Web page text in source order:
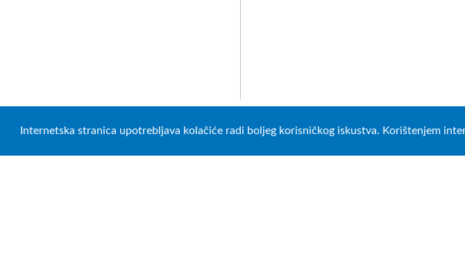
Internetska stranica upotrebljava kolačiće radi boljeg korisničkog iskustva. Korištenjem